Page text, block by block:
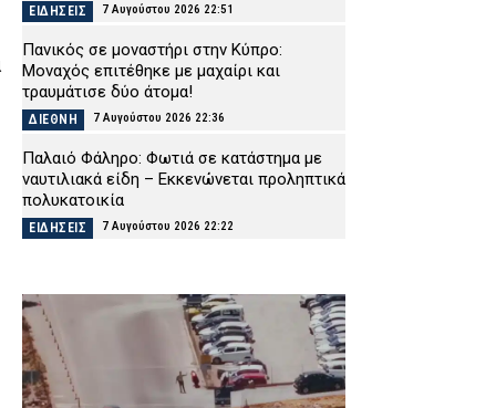
ΕΙΔΗΣΕΙΣ 7 Αυγούστου 2026 22:51
Πανικός σε μοναστήρι στην Κύπρο:
Μοναχός επιτέθηκε με μαχαίρι και
τραυμάτισε δύο άτομα!
ΔΙΕΘΝΗ 7 Αυγούστου 2026 22:36
Παλαιό Φάληρο: Φωτιά σε κατάστημα με
ναυτιλιακά είδη – Εκκενώνεται προληπτικά
πολυκατοικία
ΕΙΔΗΣΕΙΣ 7 Αυγούστου 2026 22:22
Καταδικάστηκε σε φυλάκιση
ΔΙΚΑΙΟΣΥΝΗ 7 Αυγούστου 2026 22:07
Σκιάθος: «Με ξυλοκόπησαν και με άφησαν
αιμόφυρτο στο δρόμο» – Άγριος καβγάς με